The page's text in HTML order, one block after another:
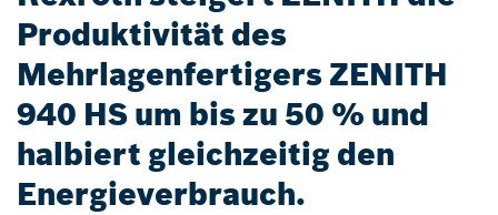
Produktivität des
Mehrlagenfertigers ZENITH
940 HS um bis zu 50 % und
halbiert gleichzeitig den
Energieverbrauch.